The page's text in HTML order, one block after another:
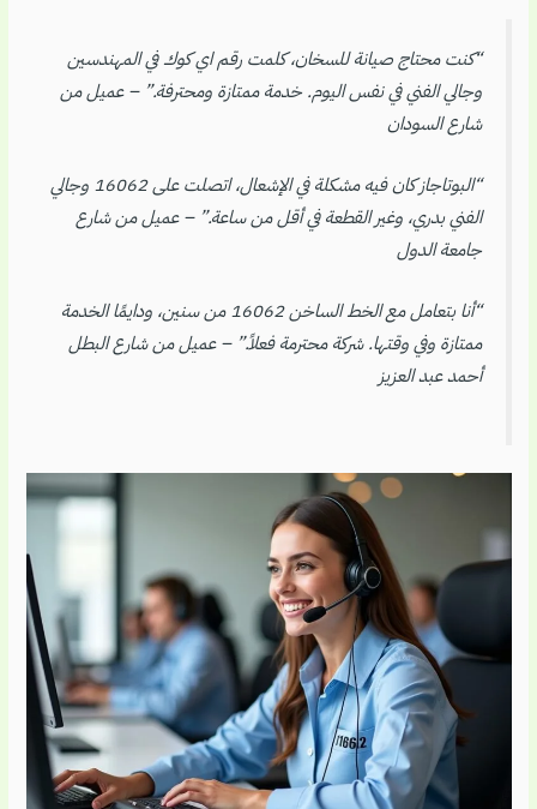
“كنت محتاج صيانة للسخان، كلمت رقم اي كوك في المهندسين
وجالي الفني في نفس اليوم. خدمة ممتازة ومحترفة.” – عميل من
شارع السودان
“البوتاجاز كان فيه مشكلة في الإشعال، اتصلت على 16062 وجالي
الفني بدري، وغير القطعة في أقل من ساعة.” – عميل من شارع
جامعة الدول
“أنا بتعامل مع الخط الساخن 16062 من سنين، ودايمًا الخدمة
ممتازة وفي وقتها. شركة محترمة فعلاً.” – عميل من شارع البطل
أحمد عبد العزيز